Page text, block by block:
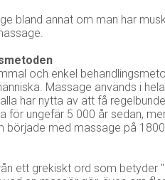
bland annat om man har
och enkel
Massage används i
har nytta av att få
för ungefär 5 000 år sedan,
började med massage på
ett grekiskt ord som betyder